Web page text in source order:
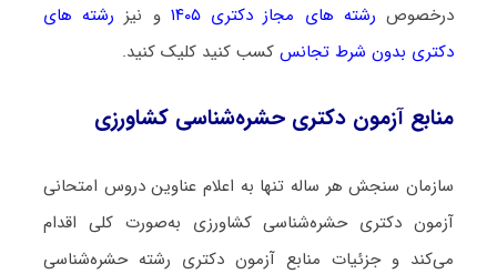
درخصوص رشته های مجاز دکتری ۱۴۰۵ و نیز رشته های
دکتری بدون شرط تجانسکسب کنید کلیک کنید.
منابع آزمون دکتری حشره‌شناسی کشاورزی
سازمان سنجش هر ساله تنها به اعلام عناوین دروس امتحانی
آزمون دکتری حشره‌شناسی کشاورزی به‌صورت کلی اقدام
می‌کند و جزئیات منابع آزمون دکتری رشته حشره‌شناسی